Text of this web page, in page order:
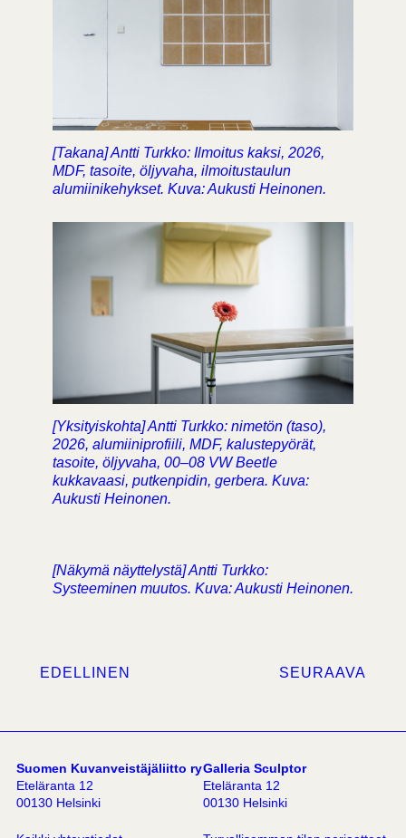
[Takana] Antti Turkko: Ilmoitus kaksi, 2026,
MDF, tasoite, öljyvaha, ilmoitustaulun
alumiinikehykset. Kuva: Aukusti Heinonen.
[Yksityiskohta] Antti Turkko: nimetön (taso),
2026, alumiiniprofiili, MDF, kalustepyörät,
tasoite, öljyvaha, 00–08 VW Beetle
kukkavaasi, putkenpidin, gerbera. Kuva:
Aukusti Heinonen.
[Näkymä näyttelystä] Antti Turkko:
Systeeminen muutos. Kuva: Aukusti Heinonen.
EDELLINEN SEURAAVA
Suomen Kuvanveistäjäliitto ry
Eteläranta 12
00130 Helsinki
Galleria Sculptor
Eteläranta 12
00130 Helsinki